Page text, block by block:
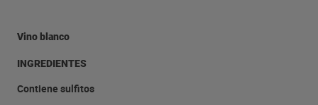
Vino blanco
INGREDIENTES
Contiene sulfitos